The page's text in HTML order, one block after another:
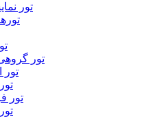
تور
تور گروهی
تور
تور